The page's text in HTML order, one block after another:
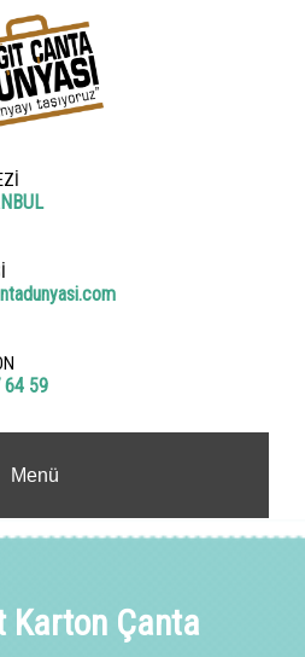
64 59
Menü
Karton Çanta